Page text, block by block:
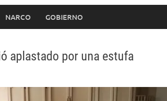
NARCO GOBIERNO
aplastado por una estufa